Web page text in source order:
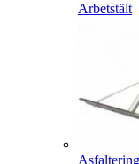
Arbetstält